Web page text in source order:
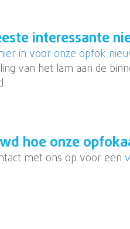
interessante
in voor onze opfok
van het lam aan de
hoe onze
met ons op voor een